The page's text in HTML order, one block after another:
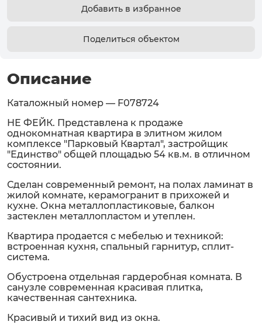
Добавить в избранное
Поделиться объектом
Описание
Каталожный номер — F078724
НЕ ФЕЙК. Представлена к продаже
однокомнатная квартира в элитном жилом
комплексе "Парковый Квартал", застройщик
"Единство" общей площадью 54 кв.м. в отличном
состоянии.
Сделан современный ремонт, на полах ламинат в
жилой комнате, керамогранит в прихожей и
кухне. Окна металлопластиковые, балкон
застеклен металлопластом и утеплен.
Квартира продается с мебелью и техникой:
встроенная кухня, спальный гарнитур, сплит-
система.
Обустроена отдельная гардеробная комната. В
санузле современная красивая плитка,
качественная сантехника.
Красивый и тихий вид из окна.